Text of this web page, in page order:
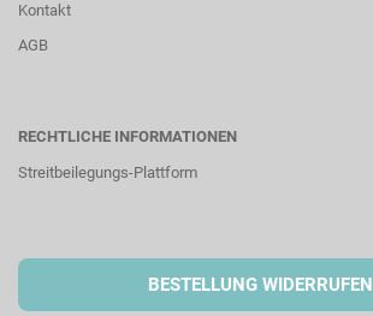
Kontakt
AGB
RECHTLICHE INFORMATIONEN
Streitbeilegungs-Plattform
BESTELLUNG WIDERRUFEN